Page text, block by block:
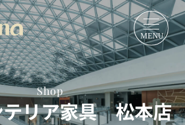
Shop
テリア家具 松本店